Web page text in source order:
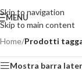
Skip to navigation
Skip to main content
MENU
Home/Prodotti
Mostra barra